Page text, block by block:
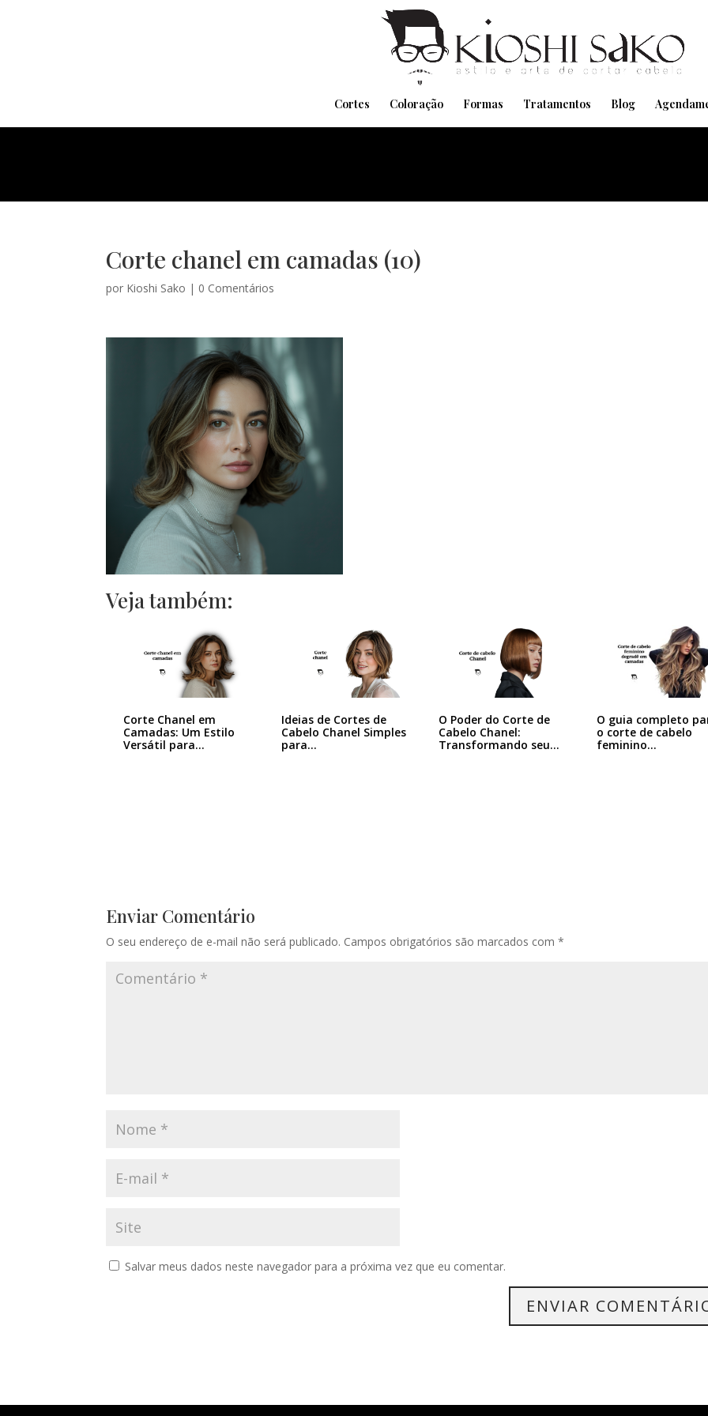
Cortes Coloração Formas Tratamentos Blog
Corte chanel em camadas (10)
por Kioshi Sako | 0 Comentários
Veja também:
Corte Chanel em
Camadas: Um Estilo
Versátil para…
Ideias de Cortes de
Cabelo Chanel Simples
para…
O Poder do Corte de
Cabelo Chanel:
Transformando seu…
O guia completo
o corte de cabelo
feminino…
Enviar Comentário
O seu endereço de e-mail não será publicado. Campos obrigatórios são marcados com*
Salvar meus dados neste navegador para a próxima vez que eu comentar.
Pensando em transformar seu Visual??
Agende pelo Whatsapp